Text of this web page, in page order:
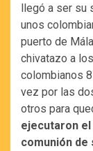
llegó a ser su
unos
puerto de
chivatazo a
colombianos
vez por las
otros para
ejecutaron el
comunión de